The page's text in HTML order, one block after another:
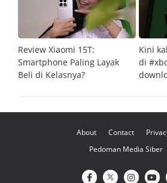
Review Xiaomi 15T:
Smartphone Paling Layak
Beli di Kelasnya?
Kini
di
About Contact
Pedoman Media Siber